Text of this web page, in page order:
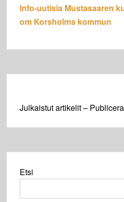
Info-uutisia Mustasaaren
om Korsholms kommun
Julkaistut artikelit –
Etsi